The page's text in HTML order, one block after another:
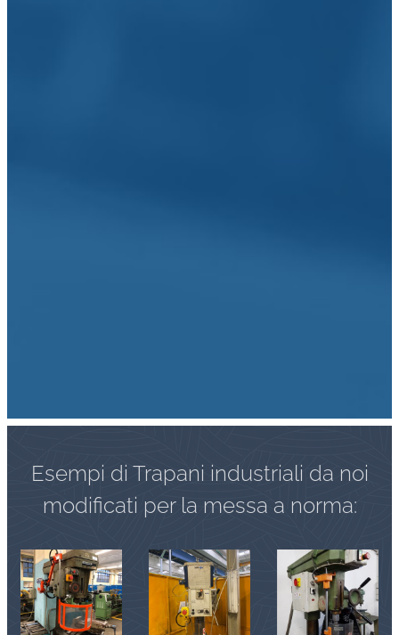
Esempi di Trapani industriali da noi
modificati per la messa a norma: